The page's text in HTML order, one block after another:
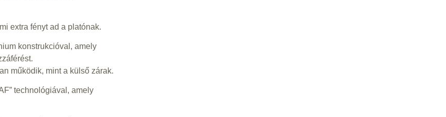
extra fényt ad a platónak.
konstrukcióval, amely
működik, mint a külső zárak.
technológiával, amely